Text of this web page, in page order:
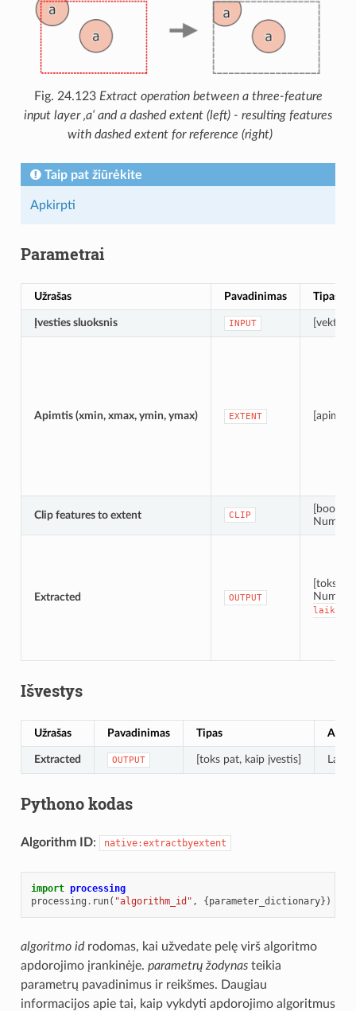
Fig. 24.123 Extract operation between a three-feature
input layer ‚a‘ and a dashed extent (left) - resulting features
with dashed extent for reference (right)
Taip pat žiūrėkite
Apkirpti
Parametrai
Užrašas Pavadinimas Tipas
Įvesties sluoksnis INPUT
Apimtis (xmin, xmax, ymin, ymax) EXTENT [apimtis]
Clip features to extent CLIP
Extracted OUTPUT
[toks
laikiną
Išvestys
Užrašas Pavadinimas Tipas
Extracted OUTPUT [toks pat, kaip įvestis]
Pythono kodas
Algorithm ID: native:extractbyextent
import processing
processing . run( "algorithm_id" , { parameter_dictionary})
algoritmo idrodomas, kai užvedate pelę virš algoritmo
apdorojimo įrankinėje. parametrų žodynasteikia
parametrų pavadinimus ir reikšmes. Daugiau
informacijos apie tai, kaip vykdyti apdorojimo algoritmus